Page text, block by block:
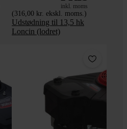
inkl. moms
(316,00 kr. ekskl. moms.)
Udstødning til 13,5 hk
Loncin (lodret)